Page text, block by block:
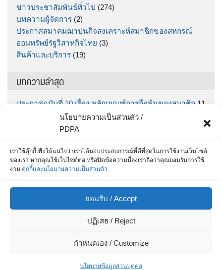
นโยบายความเป็นส่วนตัว /
PDPA
เราใช้คุ๊กกี้เพื่อให้แน่ใจว่าเราได้มอบประสบการณ์ที่ดีที่สุดในการใช้งานเว็บไซต์
ของเรา หากคุณใช้เว็บไซต์ต่อ หรือปิดข้อความนี้ลงเราถือว่าคุณยอมรับการใช้
งาน คุกกี้และนโยบายความเป็นส่วนตัว
ยอมรับ / Accept
ปฏิเสธ / Reject
กำหนดเอง / Customize
นโยบายข้อมูลส่วนบุคคล
ข่าวประชาสัมพันธ์ทั่วไป (274)
บทความผู้จัดการ (2)
ประกาศสมาคมฌาปนกิจสงเคราะห์สมาชิกของสหกรณ์
ออมทรัพย์รัฐวิสาหกิจไทย (3)
สินค้าและบริการ (19)
บทความล่าสุด
ประกาศฉบับที่ 10 เรื่อง หลักเกณฑ์การถือหุ้นของสมาชิก 11
มิถุนายน 2026
ประกาศฉบับที่ 9 เรื่อง กำหนดรับฝากเงินออมทรัพย์พิเศษ
30 มิถุนายน 2569 5 มิถุนายน 2026
สำหรับสมาชิก สส.ชสอ โหลด App เลย รู้หมดทุกเรื่อง 25
พฤษภาคม 2026
ประกาศฉบับที่ 8 / 2569 เรื่อง ประกาศรายชื่อผู้ที่ได้รับการ
คัดเลือกเพื่อบรรจุเป็นเจ้าหน้าที่สินเชื่อและการเงิน
พฤษภาคม 2026
ประกาศ ฉบับที่ 7/69 เรื่อง รายชื่อผู้ผ่านการสอบข้อเขียน